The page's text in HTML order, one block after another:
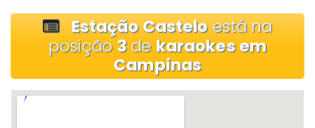
Estação Casteloestá na
posição3de karaokes em
Campinas